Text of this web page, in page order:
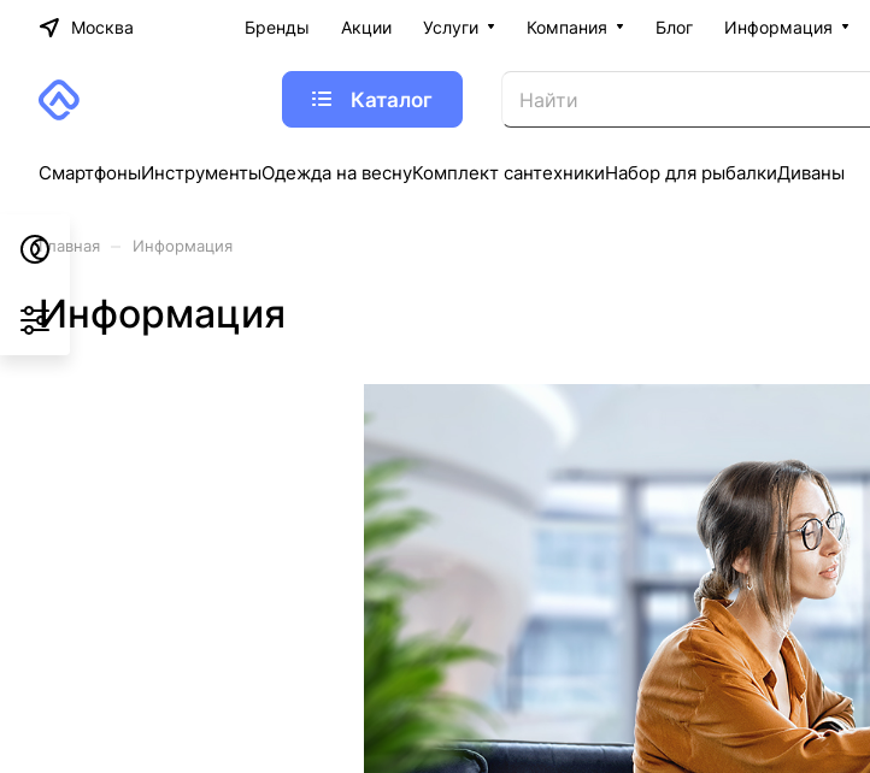
Москва Бренды Акции Услуги Компания Блог Информация
Каталог
СмартфоныИнструментыОдежда на веснуКомплект сантехникиНабор для рыбалкиДиваны
Главная Информация
Информация